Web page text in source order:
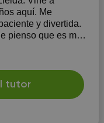
aquí. Me
y divertida.
pienso que es muy
juego en un equipo
tutor